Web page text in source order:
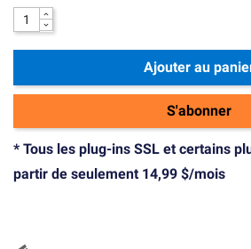
Ajouter au
S'abonner
* Tous les plug-ins SSL et certains
partir de seulement 14,99 $/mois